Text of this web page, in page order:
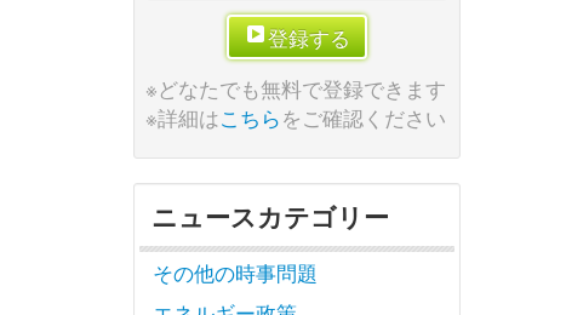
登録する
※どなたでも無料で登録できます
※詳細はこちらをご確認ください
ニュースカテゴリー
その他の時事問題